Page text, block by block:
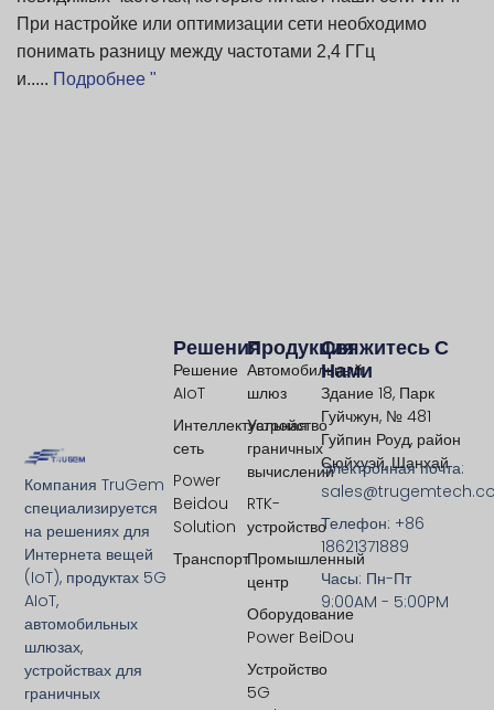
При настройке или оптимизации сети необходимо
понимать разницу между частотами 2,4 ГГц
и..... Подробнее "
Компания TruGem
специализируется
на решениях для
Интернета вещей
(IoT), продуктах 5G
AIoT,
автомобильных
шлюзах,
устройствах для
граничных
Продукция
Автомобильный
шлюз
Устройство
граничных
вычислений
RTK-
устройство
Промышленный
центр
Оборудование
Power BeiDou
Устройство
5G
Решения
Решение
AIoT
Интеллектуальная
сеть
Power
Beidou
Solution
Транспорт
Свяжитесь С
Нами
Здание 18, Парк
Гуйчжун, № 481
Гуйпин Роуд, район
Сюйхуэй, Шанхай
Электронная почта:
Телефон: +86
18621371889
Часы: Пн-Пт
9:00AM - 5:00PM